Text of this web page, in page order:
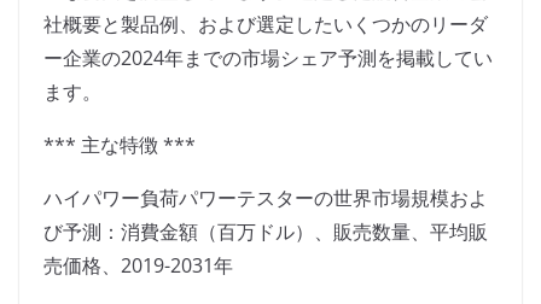
社概要と製品例、および選定したいくつかのリーダ
ー企業の2024年までの市場シェア予測を掲載してい
ます。
*** 主な特徴 ***
ハイパワー負荷パワーテスターの世界市場規模およ
び予測：消費金額（百万ドル）、販売数量、平均販
売価格、2019-2031年